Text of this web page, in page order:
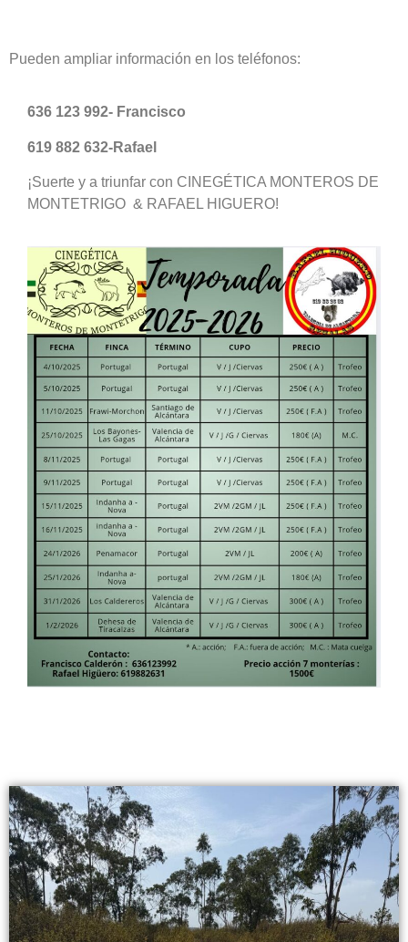
Pueden ampliar información en los teléfonos:
636 123 992- Francisco
619 882 632-Rafael
¡Suerte y a triunfar con CINEGÉTICA MONTEROS DE
MONTETRIGO & RAFAEL HIGUERO!